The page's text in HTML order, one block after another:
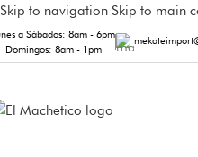
Skip to navigation Skip to main
a Sábados: 8am - 6pm
Domingos: 8am - 1pm